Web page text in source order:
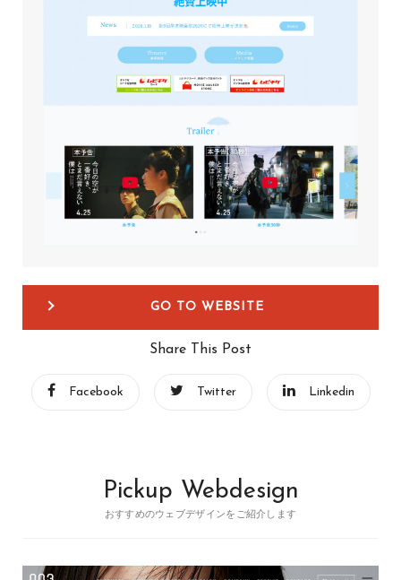
GO TO WEBSITE
Share This Post
Facebook Twitter Linkedin
Pickup Webdesign
おすすめのウェブデザインをご紹介します